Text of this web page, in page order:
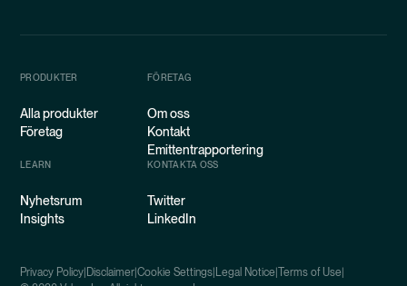
PRODUKTER
Alla produkter
Företag
FÖRETAG
Om oss
Kontakt
Emittentrapportering
LEARN
Nyhetsrum
Insights
KONTAKTA OSS
Twitter
LinkedIn
Privacy Policy Disclaimer Cookie Settings Legal Notice Terms of Use